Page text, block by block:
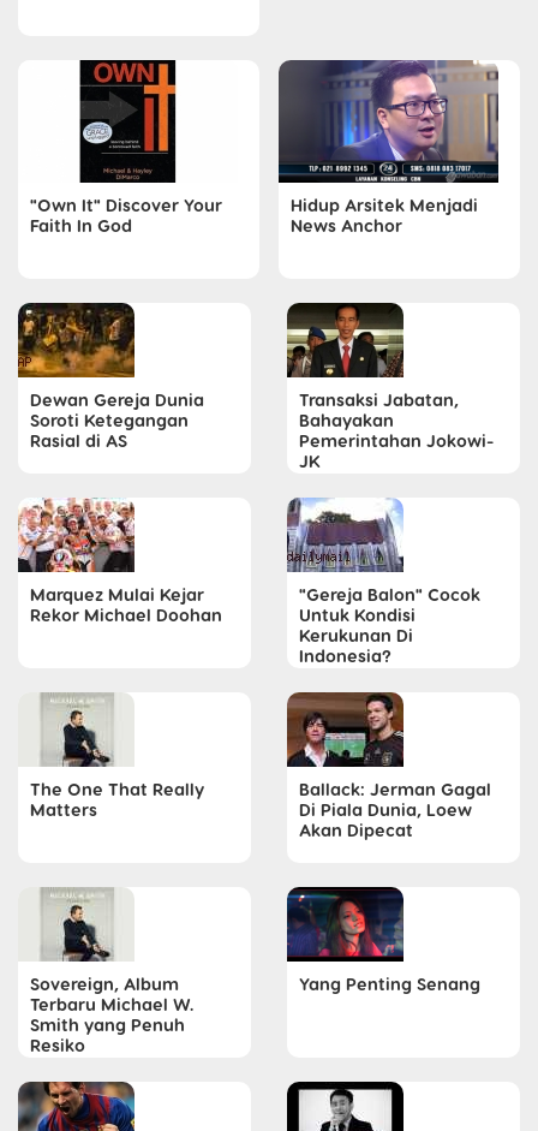
"Own It" Discover Your
Faith In God
Hidup Arsitek Menjadi
News Anchor
Dewan Gereja Dunia
Soroti Ketegangan
Rasial di AS
Transaksi Jabatan,
Bahayakan
Pemerintahan Jokowi-
JK
Marquez Mulai Kejar
Rekor Michael Doohan
"Gereja Balon" Cocok
Untuk Kondisi
Kerukunan Di
Indonesia?
The One That Really
Matters
Ballack: Jerman Gagal
Di Piala Dunia, Loew
Akan Dipecat
Sovereign, Album
Terbaru Michael W.
Smith yang Penuh
Resiko
Yang Penting Senang